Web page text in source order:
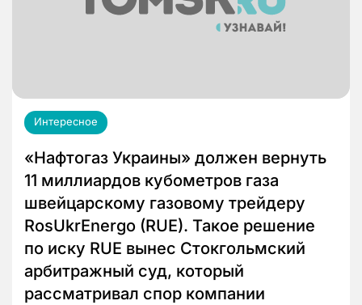
Интересное
«Нафтогаз Украины» должен вернуть
11 миллиардов кубометров газа
швейцарскому газовому трейдеру
RosUkrEnergo (RUE). Такое решение
по иску RUE вынес Стокгольмский
арбитражный суд, который
рассматривал спор компании